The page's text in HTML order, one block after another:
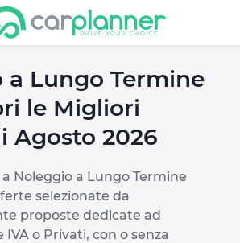
a Lungo Termine
le Migliori
Agosto 2026
Noleggio a Lungo Termine
selezionate da
proposte dedicate ad
o Privati, con o senza